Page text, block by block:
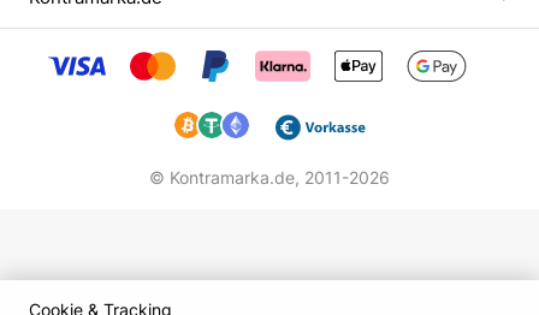
© Kontramarka.de, 2011-2026
Cookie & Tracking